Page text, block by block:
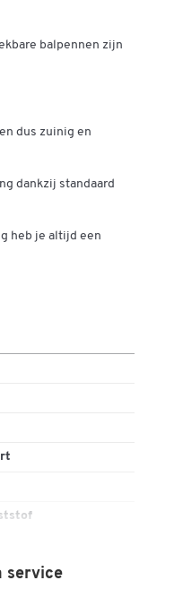
balpennen zijn
dus zuinig en
dankzij standaard
heb je altijd een
service